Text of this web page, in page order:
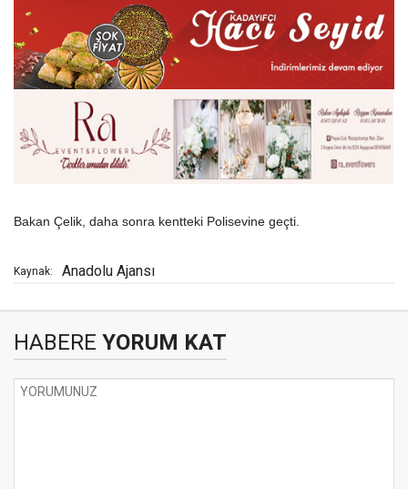
Bakan Çelik, daha sonra kentteki Polisevine geçti.
Kaynak: Anadolu Ajansı
HABERE YORUM KAT